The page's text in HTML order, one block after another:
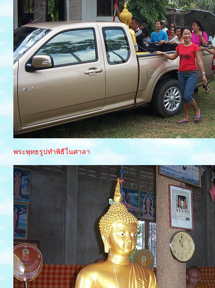
พระพุทธรูปทำพิธีในศาลา